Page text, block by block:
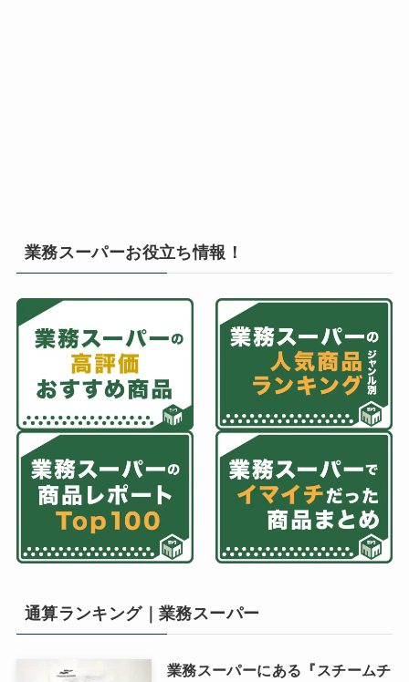
業務スーパーお役立ち情報！
通算ランキング｜業務スーパー
業務スーパーにある『スチームチ